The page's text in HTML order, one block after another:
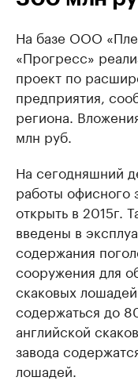
На базе ООО
«Прогресс»
проект по
предприятия,
региона.
млн руб.
На сегодняшний
работы офисного
открыть в 2015г.
введены в
содержания
сооружения для
скаковых
содержаться до
английской
завода
лошадей.